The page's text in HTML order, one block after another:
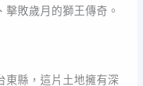
敗歲月的獅王傳奇。
東縣，這片土地擁有深